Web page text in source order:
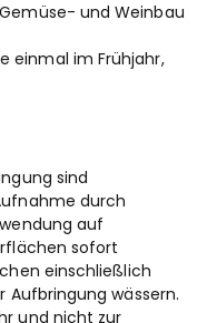
und Weinbau
einmal im Frühjahr,
sind
durch
auf
sofort
einschließlich
Aufbringung wässern.
und nicht zur